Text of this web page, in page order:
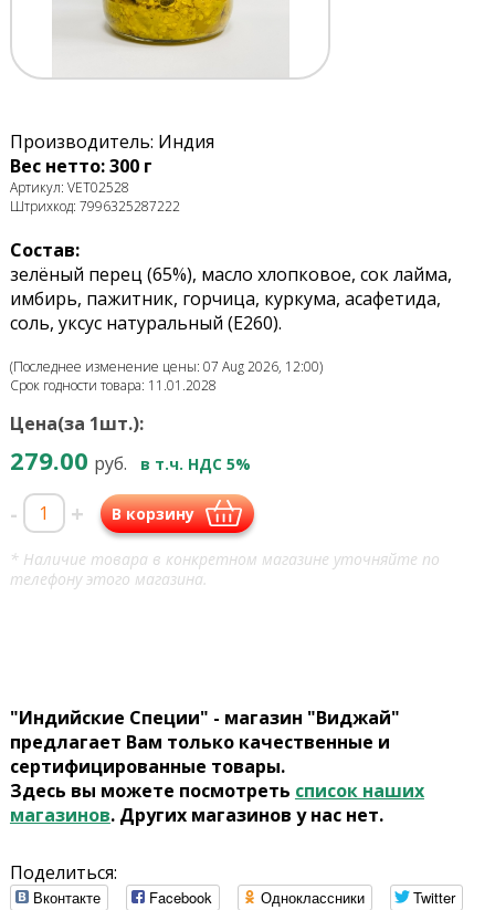
Производитель: Индия
Вес нетто: 300 г
Артикул: VET02528
Штрихкод: 7996325287222
Состав:
зелёный перец (65%), масло хлопковое, сок лайма,
имбирь, пажитник, горчица, куркума, асафетида,
соль, уксус натуральный (E260).
(Последнее изменение цены: 07 Aug 2026, 12:00)
Срок годности товара: 11.01.2028
Цена(за 1шт.):
279.00 руб. в т.ч. НДС 5%
- + В корзину
* Наличие товара в конкретном магазине уточняйте по
телефону этого магазина.
"Индийские Специи" - магазин "Виджай"
предлагает Вам только качественные и
сертифицированные товары.
Здесь вы можете посмотреть список наших
магазинов. Других магазинов у нас нет.
Поделиться:
Вконтакте Facebook Одноклассники
Twitter